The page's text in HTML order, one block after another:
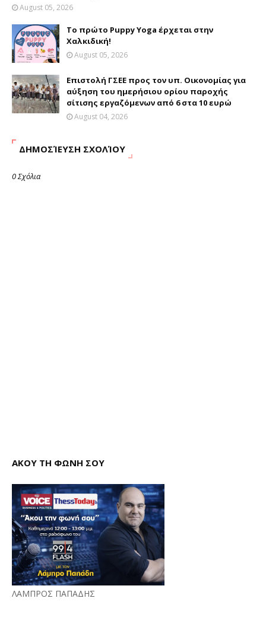
August 05, 2026
Το πρώτο Puppy Yoga έρχεται στην
Χαλκιδική!
August 05, 2026
Επιστολή ΓΣΕΕ προς τον υπ. Οικονομίας για
αύξηση του ημερήσιου ορίου παροχής
σίτισης εργαζόμενων από 6 στα 10 ευρώ
August 04, 2026
ΔΗΜΟΣΊΕΥΣΗ ΣΧΟΛΊΟΥ
0 Σχόλια
ΑΚΟΥ ΤΗ ΦΩΝΗ ΣΟΥ
ΛΑΜΠΡΟΣ ΠΑΠΑΔΗΣ